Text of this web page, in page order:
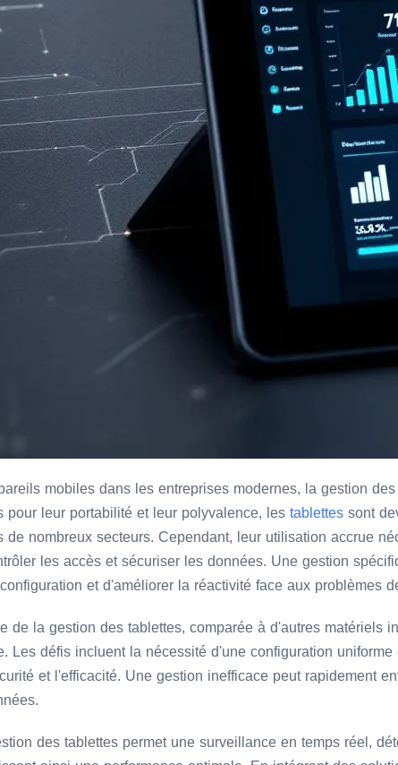
mobiles dans les entreprises modernes, la gestion
pour leur portabilité et leur polyvalence, les tablettes sont
de nombreux secteurs. Cependant, leur utilisation accrue
les accès et sécuriser les données. Une gestion
et d'améliorer la réactivité face aux problèmes
de la gestion des tablettes, comparée à d'autres matériels
Les défis incluent la nécessité d'une configuration
et l'efficacité. Une gestion inefficace peut rapidement
des tablettes permet une surveillance en temps réel,